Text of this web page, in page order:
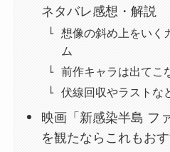
ネタバレ感想・解説
想像の斜め上をいく
ム
前作キャラは出てこ
伏線回収やラストな
映画「新感染半島 フ
を観たならこれもお